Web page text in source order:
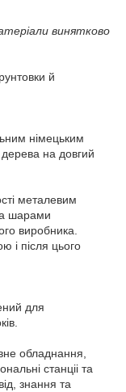
винятково
й
німецьким
дерева на довгий
металевим
шарами
виробника.
і після цього
для
обладнання,
станціі та
знання та